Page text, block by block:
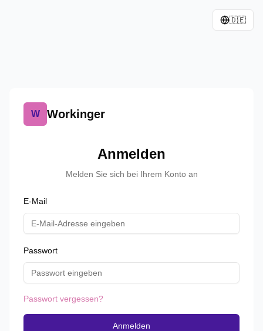
🇩🇪
W Workinger
Anmelden
Melden Sie sich bei Ihrem Konto an
E-Mail
Passwort
Passwort vergessen?
Anmelden